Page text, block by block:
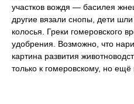
участков вождя — басилея
другие вязали снопы, дети
колосья. Греки гомеровского
удобрения. Возможно, что
картина развития
только к гомеровскому, но